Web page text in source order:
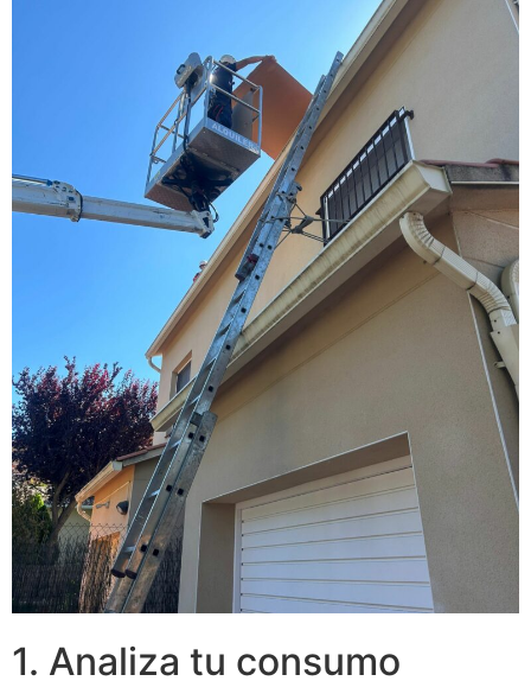
1. Analiza tu consumo